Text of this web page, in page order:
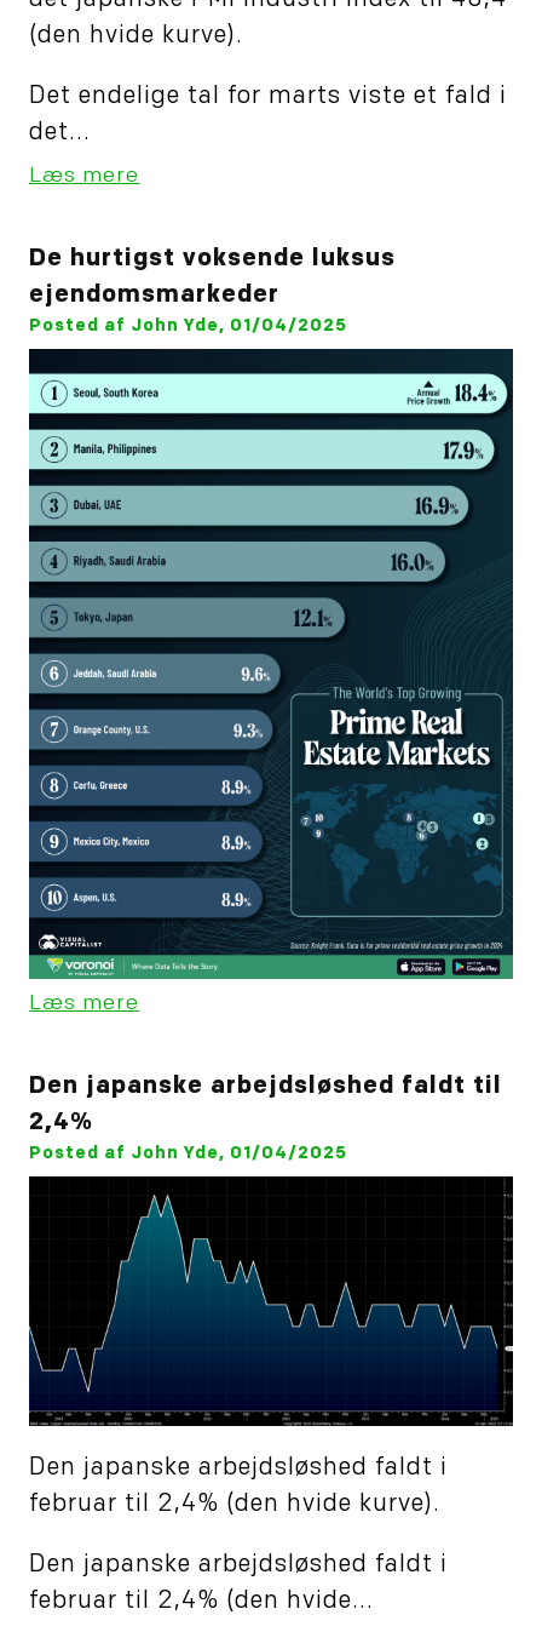
(den hvide kurve).
Det endelige tal for marts viste et fald i
det...
Læs mere
De hurtigst voksende luksus
ejendomsmarkeder
Posted af John Yde, 01/04/2025
Læs mere
Den japanske arbejdsløshed faldt til
2,4%
Posted af John Yde, 01/04/2025
Den japanske arbejdsløshed faldt i
februar til 2,4% (den hvide kurve).
Den japanske arbejdsløshed faldt i
februar til 2,4% (den hvide...